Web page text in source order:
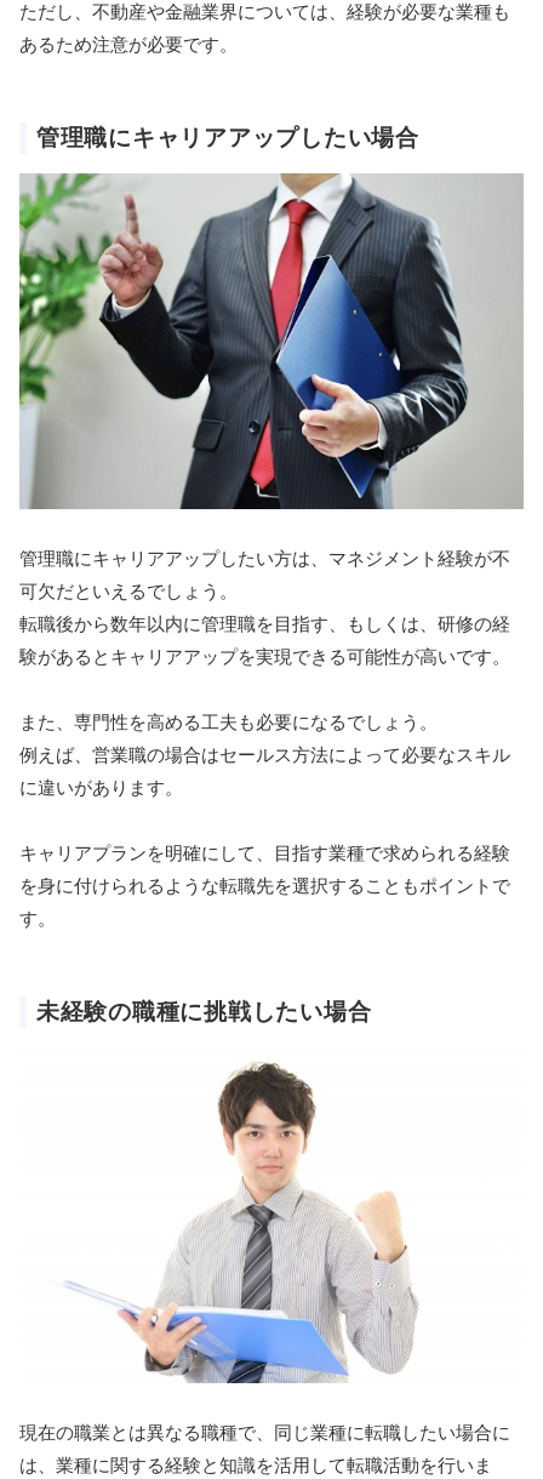
ただし、不動産や金融業界については、経験が必要な業種も
あるため注意が必要です。
管理職にキャリアアップしたい場合
管理職にキャリアアップしたい方は、マネジメント経験が不
可欠だといえるでしょう。
転職後から数年以内に管理職を目指す、もしくは、研修の経
験があるとキャリアアップを実現できる可能性が高いです。
また、専門性を高める工夫も必要になるでしょう。
例えば、営業職の場合はセールス方法によって必要なスキル
に違いがあります。
キャリアプランを明確にして、目指す業種で求められる経験
を身に付けられるような転職先を選択することもポイントで
す。
未経験の職種に挑戦したい場合
現在の職業とは異なる職種で、同じ業種に転職したい場合に
は、業種に関する経験と知識を活用して転職活動を行いま